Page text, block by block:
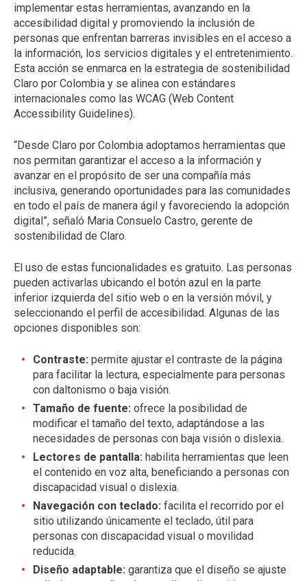
implementar estas herramientas, avanzando en la
accesibilidad digital y promoviendo la inclusión de
personas que enfrentan barreras invisibles en el acceso a
la información, los servicios digitales y el entretenimiento.
Esta acción se enmarca en la estrategia de sostenibilidad
Claro por Colombia y se alinea con estándares
internacionales como las WCAG (Web Content
Accessibility Guidelines).
“Desde Claro por Colombia adoptamos herramientas que
nos permitan garantizar el acceso a la información y
avanzar en el propósito de ser una compañía más
inclusiva, generando oportunidades para las comunidades
en todo el país de manera ágil y favoreciendo la adopción
digital”, señaló Maria Consuelo Castro, gerente de
sostenibilidad de Claro.
El uso de estas funcionalidades es gratuito. Las personas
pueden activarlas ubicando el botón azul en la parte
inferior izquierda del sitio web o en la versión móvil, y
seleccionando el perfil de accesibilidad. Algunas de las
opciones disponibles son:
Contraste: permite ajustar el contraste de la página
para facilitar la lectura, especialmente para personas
con daltonismo o baja visión.
Tamaño de fuente: ofrece la posibilidad de
modificar el tamaño del texto, adaptándose a las
necesidades de personas con baja visión o dislexia.
Lectores de pantalla: habilita herramientas que leen
el contenido en voz alta, beneficiando a personas con
discapacidad visual o dislexia.
Navegación con teclado: facilita el recorrido por el
sitio utilizando únicamente el teclado, útil para
personas con discapacidad visual o movilidad
reducida.
Diseño adaptable: garantiza que el diseño se ajuste